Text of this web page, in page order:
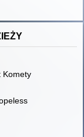
Komety